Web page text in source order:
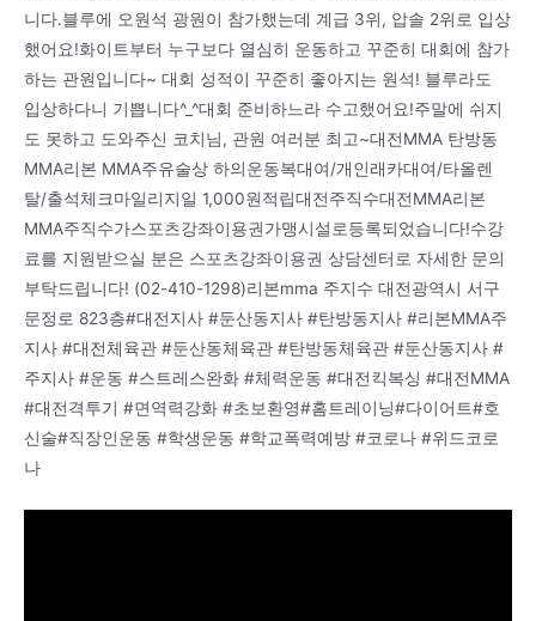
니다.블루에 오원석 광원이 참가했는데 계급 3위, 압솔 2위로 입상
했어요!화이트부터 누구보다 열심히 운동하고 꾸준히 대회에 참가
하는 관원입니다~ 대회 성적이 꾸준히 좋아지는 원석! 블루라도
입상하다니 기쁩니다^_^대회 준비하느라 수고했어요!주말에 쉬지
도 못하고 도와주신 코치님, 관원 여러분 최고~대전MMA 탄방동
MMA리본 MMA주유술상 하의운동복대여/개인래카대여/타올렌
탈/출석체크마일리지일 1,000원적립대전주직수대전MMA리본
MMA주직수가스포츠강좌이용권가맹시설로등록되었습니다!수강
료를 지원받으실 분은 스포츠강좌이용권 상담센터로 자세한 문의
부탁드립니다! (02-410-1298)리본mma 주지수 대전광역시 서구
문정로 823층#대전지사 #둔산동지사 #탄방동지사 #리본MMA주
지사 #대전체육관 #둔산동체육관 #탄방동체육관 #둔산동지사 #
주지사 #운동 #스트레스완화 #체력운동 #대전킥복싱 #대전MMA
#대전격투기 #면역력강화 #초보환영#홈트레이닝#다이어트#호
신술#직장인운동 #학생운동 #학교폭력예방 #코로나 #위드코로
나